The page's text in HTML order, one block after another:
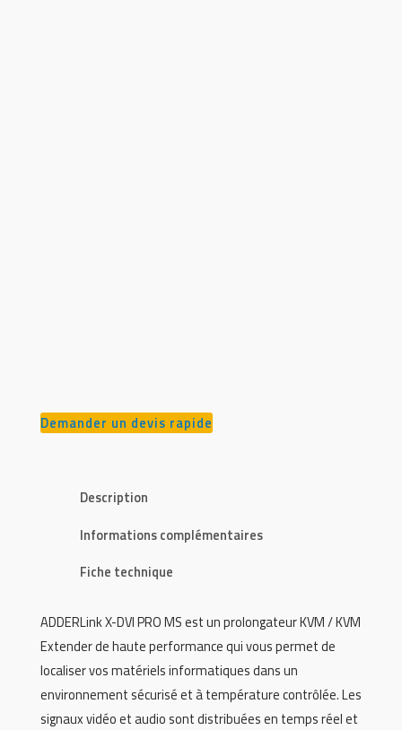
Demander un devis rapide
Description
Informations complémentaires
Fiche technique
ADDERLink X-DVI PRO MS est un prolongateur KVM / KVM
Extender de haute performance qui vous permet de
localiser vos matériels informatiques dans un
environnement sécurisé et à température contrôlée. Les
signaux vidéo et audio sont distribuées en temps réel et